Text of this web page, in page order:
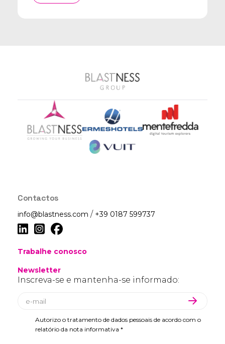
Contactos
info@blastness.com / +39 0187 599737
Trabalhe conosco
Newsletter
Inscreva-se e mantenha-se informado:
Autorizo o tratamento de dados pessoais de acordo com o
relatório da nota informativa *